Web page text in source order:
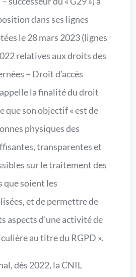
dans ses lignes
le 28 mars 2023 (lignes
relatives aux droits des
– Droit d’accès
la finalité du droit
que son objectif « est de
physiques des
transparentes et
sur le traitement des
que soient les
et de permettre de
aspects d’une activité de
au titre du RGPD ».
dès 2022, la CNIL